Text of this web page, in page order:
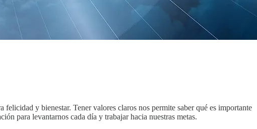
felicidad y bienestar. Tener valores claros nos permite saber qué es importante
para levantarnos cada día y trabajar hacia nuestras metas.